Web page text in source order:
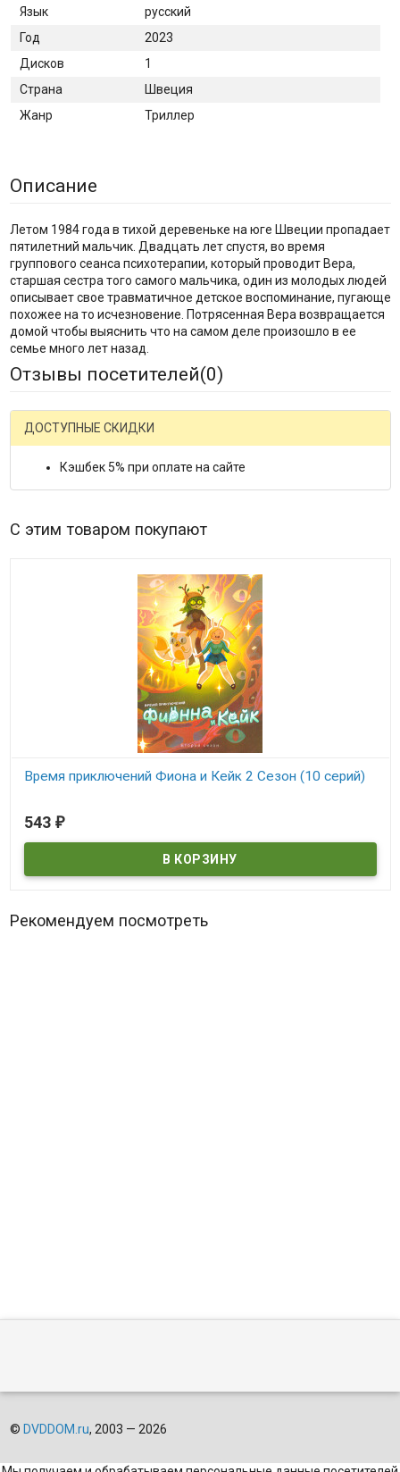
Язык
русский
Год
2023
Дисков
1
Страна
Швеция
Жанр
Триллер
Описание
Летом 1984 года в тихой деревеньке на юге Швеции пропадает
пятилетний мальчик. Двадцать лет спустя, во время
группового сеанса психотерапии, который проводит Вера,
старшая сестра того самого мальчика, один из молодых людей
описывает свое травматичное детское воспоминание, пугающе
похожее на то исчезновение. Потрясенная Вера возвращается
домой чтобы выяснить что на самом деле произошло в ее
семье много лет назад.
Отзывы посетителей(0)
ДОСТУПНЫЕ СКИДКИ
Кэшбек 5% при оплате на сайте
С этим товаром покупают
Время приключений Фиона и Кейк 2 Сезон (10 серий)
543 ₽
Рекомендуем посмотреть
© DVDDOM.ru, 2003 — 2026